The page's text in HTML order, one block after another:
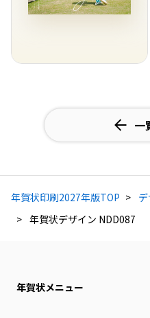
一
年賀状印刷2027年版TOP
年賀状デザイン NDD087
年賀状メニュー